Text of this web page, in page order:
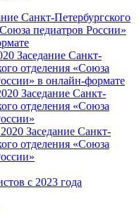
Санкт-Петербургского
педиатров России»
Заседание Санкт-
отделения «Союза
в онлайн-формате
Заседание Санкт-
отделения «Союза
Заседание Санкт-
отделения «Союза
с 2023 года